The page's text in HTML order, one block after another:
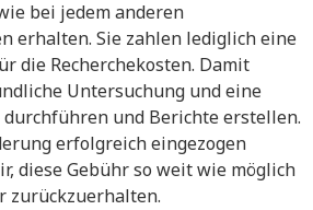
bei jedem anderen
erhalten. Sie zahlen lediglich eine
die Recherchekosten. Damit
Untersuchung und eine
und Berichte erstellen.
erfolgreich eingezogen
diese Gebühr so weit wie möglich
zurückzuerhalten.